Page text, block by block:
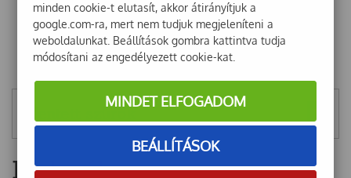
Mentett szűrők
Hírlevél
minden cookie-t elutasít, akkor átirányítjuk a
google.com-ra, mert nem tudjuk megjeleníteni a
weboldalunkat. Beállítások gombra kattintva tudja
módosítani az engedélyezett cookie-kat.
MINDET ELFOGADOM
BEÁLLÍTÁSOK